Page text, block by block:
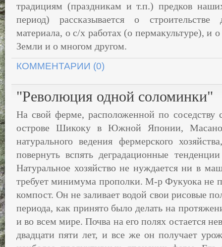
традициям (праздникам и т.п.) предков
период) рассказывается о строительстве
материала, о с/х работах (о пермакультуре), и
Земли и о многом другом.
КОММЕНТАРИИ (0)
"Революция одной соломинки"
На свой ферме, расположенной по соседству
острове Шикоку в Южной Японии,
натурального ведения фермерского
повернуть вспять деградационные
Натуральное хозяйство не нуждается ни в
требует минимума прополки. М-р Фукуока не
компост. Он не заливает водой свои рисовые
периода, как принято было делать на
и во всем мире. Почва на его по­лях остается
двадцати пяти лет, и все же он получает